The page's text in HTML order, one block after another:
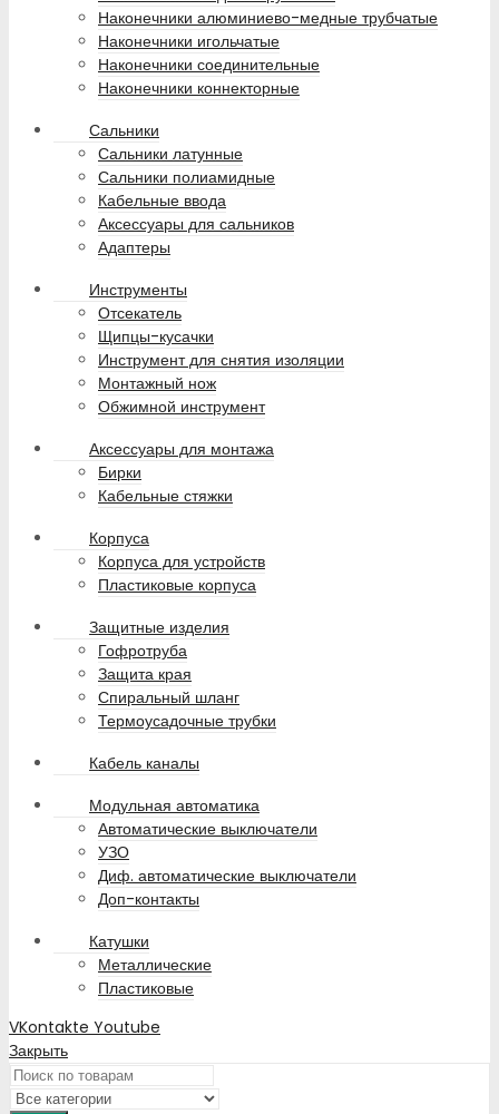
Наконечники алюминиево-медные трубчатые
Наконечники игольчатые
Наконечники соединительные
Наконечники коннекторные
Сальники
Сальники латунные
Сальники полиамидные
Кабельные ввода
Аксессуары для сальников
Адаптеры
Инструменты
Отсекатель
Щипцы-кусачки
Инструмент для снятия изоляции
Монтажный нож
Обжимной инструмент
Аксессуары для монтажа
Бирки
Кабельные стяжки
Корпуса
Корпуса для устройств
Пластиковые корпуса
Защитные изделия
Гофротруба
Защита края
Спиральный шланг
Термоусадочные трубки
Кабель каналы
Модульная автоматика
Автоматические выключатели
УЗО
Диф. автоматические выключатели
Доп-контакты
Катушки
Металлические
Пластиковые
VKontakte Youtube
Закрыть